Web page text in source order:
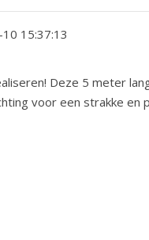
15:37:13
Deze 5 meter
voor een strakke en